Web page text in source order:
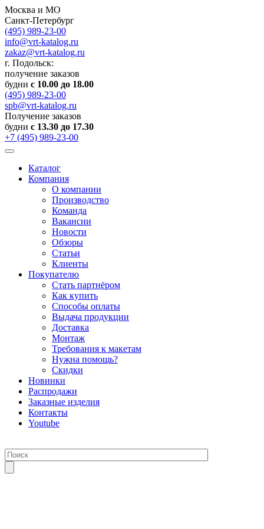
Москва и МО
Санкт-Петербург
(495) 989-23-00
info@vrt-katalog.ru
zakaz@vrt-katalog.ru
г. Подольск:
получение заказов
будни с 10.00 до 18.00
(495) 989-23-00
spb@vrt-katalog.ru
Получение заказов
будни с 13.30 до 17.30
+7 (495) 989-23-00
Каталог
Компания
О компании
Производство
Команда
Вакансии
Новости
Обзоры
Статьи
Клиенты
Покупателю
Стать партнёром
Как купить
Способы оплаты
Выдача продукции
Доставка
Монтаж
Требования к макетам
Нужна помощь?
Скидки
Новинки
Распродажи
Заказные изделия
Контакты
Youtube